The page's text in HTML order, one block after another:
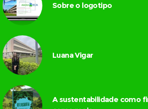
Sobre o logotipo
Luana Vigar
A sustentabilidade como